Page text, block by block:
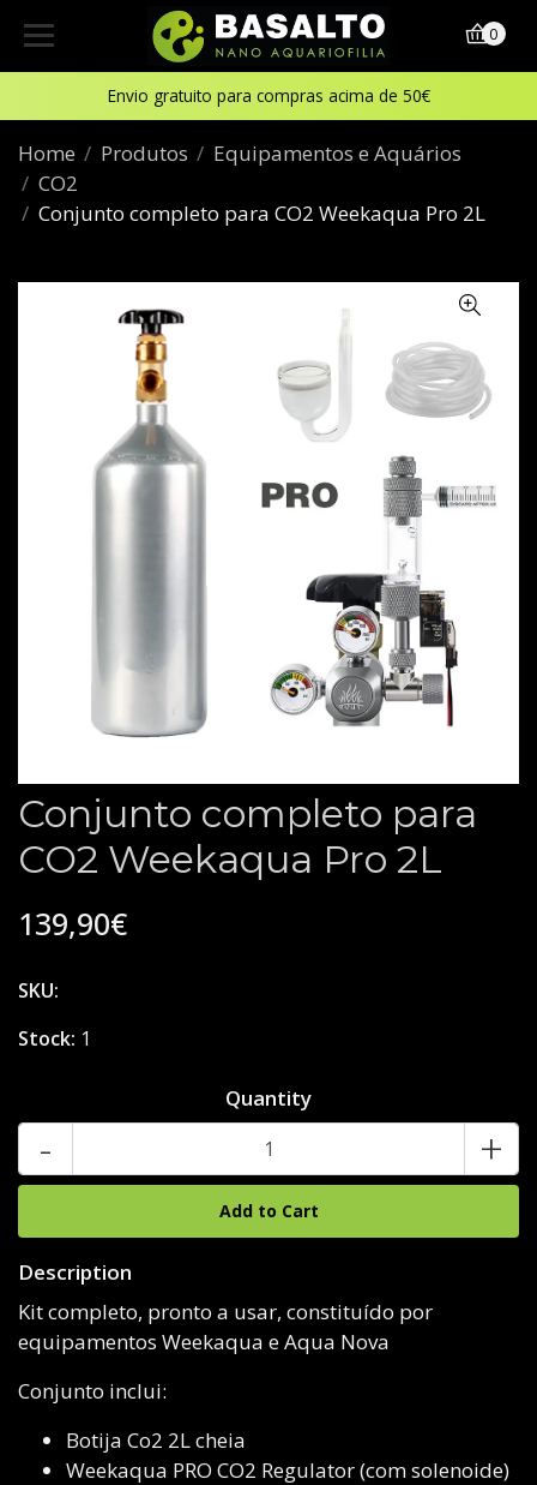
Envio gratuito para compras acima de 50€
0
Home Produtos
Equipamentos e Aquários
CO2
Conjunto completo para CO2 Weekaqua Pro 2L
Conjunto completo para
CO2 Weekaqua Pro 2L
139,90€
SKU:
Stock: 1
Quantity
- +
Description
Kit completo, pronto a usar, constituído por
equipamentos Weekaqua e Aqua Nova
Conjunto inclui:
Botija Co2 2L cheia
Weekaqua PRO CO2 Regulator (com solenoide)